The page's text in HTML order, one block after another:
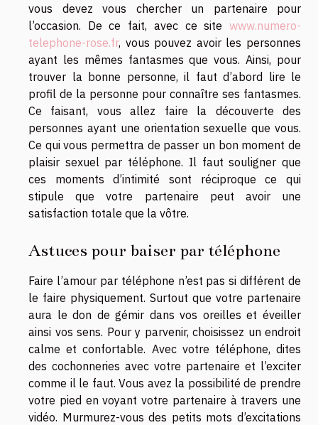
vous devez vous chercher un partenaire pour
l’occasion. De ce fait, avec ce site www.numero-
telephone-rose.fr, vous pouvez avoir les personnes
ayant les mêmes fantasmes que vous. Ainsi, pour
trouver la bonne personne, il faut d’abord lire le
profil de la personne pour connaître ses fantasmes.
Ce faisant, vous allez faire la découverte des
personnes ayant une orientation sexuelle que vous.
Ce qui vous permettra de passer un bon moment de
plaisir sexuel par téléphone. Il faut souligner que
ces moments d’intimité sont réciproque ce qui
stipule que votre partenaire peut avoir une
satisfaction totale que la vôtre.
Astuces pour baiser par téléphone
Faire l’amour par téléphone n’est pas si différent de
le faire physiquement. Surtout que votre partenaire
aura le don de gémir dans vos oreilles et éveiller
ainsi vos sens. Pour y parvenir, choisissez un endroit
calme et confortable. Avec votre téléphone, dites
des cochonneries avec votre partenaire et l’exciter
comme il le faut. Vous avez la possibilité de prendre
votre pied en voyant votre partenaire à travers une
vidéo. Murmurez-vous des petits mots d’excitations